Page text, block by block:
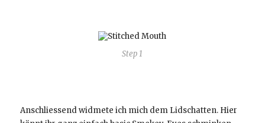
Step 1
Anschliessend widmete ich mich dem Lidschatten. Hier